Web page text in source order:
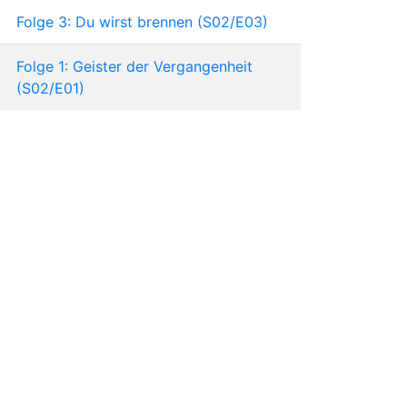
Folge 3: Du wirst brennen (S02/E03)
Folge 1: Geister der Vergangenheit
(S02/E01)